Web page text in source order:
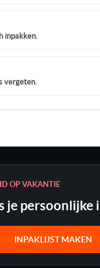
inpakken.
vergeten.
OP VAKANTIE
je persoonlijke
INPAKLIJST MAKEN